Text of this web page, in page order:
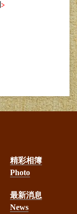
>
精彩相簿
Photo
最新消息
News